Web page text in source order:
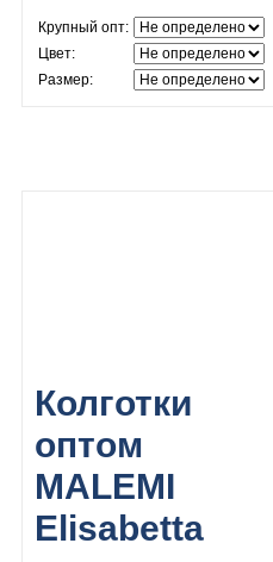
Крупный опт:
Цвет:
Размер:
Колготки
оптом
MALEMI
Elisabetta